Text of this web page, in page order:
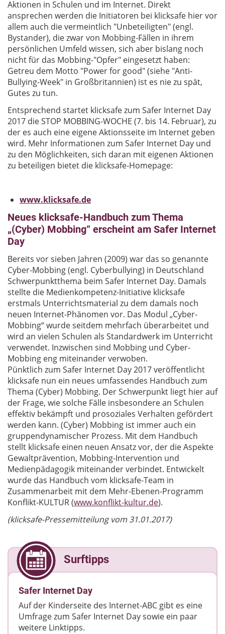
Aktionen in Schulen und im Internet. Direkt
ansprechen werden die Initiatoren bei klicksafe hier vor
allem auch die vermeintlich "Unbeteiligten" (engl.
Bystander), die zwar von Mobbing-Fällen in ihrem
persönlichen Umfeld wissen, sich aber bislang noch
nicht für das Mobbing-"Opfer" eingesetzt haben:
Getreu dem Motto "Power for good" (siehe "Anti-
Bullying-Week" in Großbritannien) ist es nie zu spät,
Gutes zu tun.
Entsprechend startet klicksafe zum Safer Internet Day
2017 die STOP MOBBING-WOCHE (7. bis 14. Februar), zu
der es auch eine eigene Aktionsseite im Internet geben
wird. Mehr Informationen zum Safer Internet Day und
zu den Möglichkeiten, sich daran mit eigenen Aktionen
zu beteiligen bietet die klicksafe-Homepage:
www.klicksafe.de
Neues klicksafe-Handbuch zum Thema
„(Cyber) Mobbing“ erscheint am Safer Internet
Day
Bereits vor sieben Jahren (2009) war das so genannte
Cyber-Mobbing (engl. Cyberbullying) in Deutschland
Schwerpunktthema beim Safer Internet Day. Damals
stellte die Medienkompetenz-Initiative klicksafe
erstmals Unterrichtsmaterial zu dem damals noch
neuen Internet-Phänomen vor. Das Modul „Cyber-
Mobbing“ wurde seitdem mehrfach überarbeitet und
wird an vielen Schulen als Standardwerk im Unterricht
verwendet. Inzwischen sind Mobbing und Cyber-
Mobbing eng miteinander verwoben.
Pünktlich zum Safer Internet Day 2017 veröffentlicht
klicksafe nun ein neues umfassendes Handbuch zum
Thema (Cyber) Mobbing. Der Schwerpunkt liegt hier auf
der Frage, wie solche Fälle insbesondere an Schulen
effektiv bekämpft und prosoziales Verhalten gefördert
werden kann. (Cyber) Mobbing ist immer auch ein
gruppendynamischer Prozess. Mit dem Handbuch
stellt klicksafe einen neuen Ansatz vor, der die Aspekte
Gewaltprävention, Mobbing-Intervention und
Medienpädagogik miteinander verbindet. Entwickelt
wurde das Handbuch vom klicksafe-Team in
Zusammenarbeit mit dem Mehr-Ebenen-Programm
Konflikt-KULTUR (www.konflikt-kultur.de).
(klicksafe-Pressemitteilung vom 31.01.2017)
Surftipps
Safer Internet Day
Auf der Kinderseite des Internet-ABC gibt es eine
Umfrage zum Safer Internet Day sowie ein paar
weitere Linktipps.